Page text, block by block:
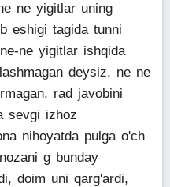
ne yigitlar uning
eshigi tagida tunni
ne yigitlar ishqida
deysiz, ne ne
rad javobini
sevgi izhoz
nihoyatda pulga o'ch
g bunday
doim uni qarg'ardi,